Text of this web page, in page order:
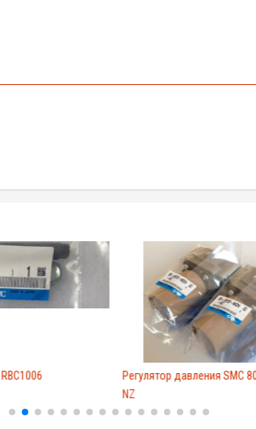
Регулятор давления SMC
NZ